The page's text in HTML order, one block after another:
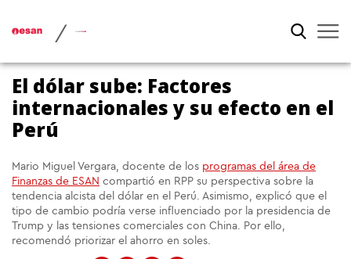
/
El dólar sube: Factores
internacionales y su efecto en el
Perú
Mario Miguel Vergara, docente de los programas del área de
Finanzas de ESAN compartió en RPP su perspectiva sobre la
tendencia alcista del dólar en el Perú. Asimismo, explicó que el
tipo de cambio podría verse influenciado por la presidencia de
Trump y las tensiones comerciales con China. Por ello,
recomendó priorizar el ahorro en soles.